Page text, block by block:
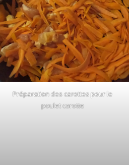
Préparation des carottes pour le
poulet carotte